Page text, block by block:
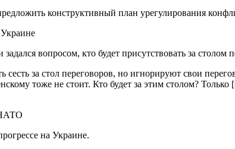
конструктивный план урегулирования
вопросом, кто будет присутствовать за столом
сесть за стол переговоров, но игнорируют свои
тоже не стоит. Кто будет за этим столом?
на Украине.